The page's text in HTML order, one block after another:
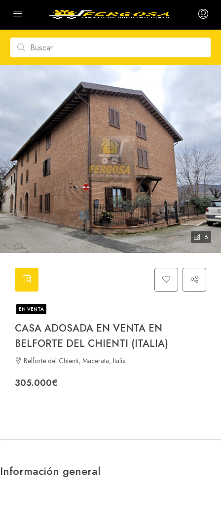
6
EN VENTA
CASA ADOSADA EN VENTA EN
BELFORTE DEL CHIENTI (ITALIA)
Belforte del Chienti, Macerata, Italia
305.000€
Información general